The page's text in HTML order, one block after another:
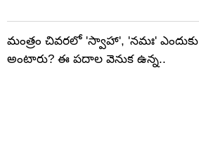
మంత్రం చివరలో 'స్వాహా', 'నమః' ఎందుకు
అంటారు? ఈ పదాల వెనుక ఉన్న..